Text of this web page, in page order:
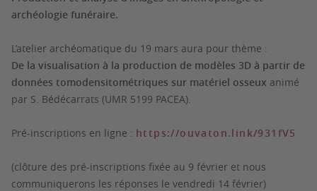
archéologie funéraire.
L’atelier archéomatique du 19 mars aura pour thème :
De la visualisation à la production de modèles 3D à partir de
données tomodensitométriques sur matériel osseux animé
par S. Bédécarrats (UMR 5199 PACEA).
Pré-inscriptions en ligne : https://ouvaton.link/931fV5
(clôture des pré-inscriptions fixée au 9 février et nous
communiquerons les réponses le vendredi 14 février)